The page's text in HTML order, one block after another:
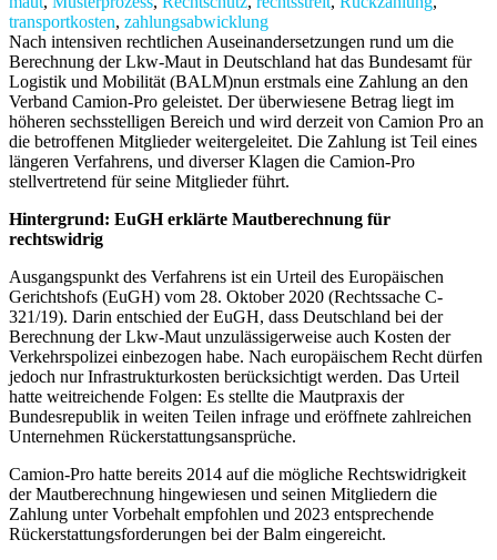
transportkosten, zahlungsabwicklung
Nach intensiven rechtlichen Auseinandersetzungen rund um die
Berechnung der Lkw-Maut in Deutschland hat das Bundesamt für
Logistik und Mobilität (BALM)nun erstmals eine Zahlung an den
Verband Camion-Pro geleistet. Der überwiesene Betrag liegt im
höheren sechsstelligen Bereich und wird derzeit von Camion Pro an
die betroffenen Mitglieder weitergeleitet. Die Zahlung ist Teil eines
längeren Verfahrens, und diverser Klagen die Camion-Pro
stellvertretend für seine Mitglieder führt.
Hintergrund: EuGH erklärte Mautberechnung für
rechtswidrig
Ausgangspunkt des Verfahrens ist ein Urteil des Europäischen
Gerichtshofs (EuGH) vom 28. Oktober 2020 (Rechtssache C-
321/19). Darin entschied der EuGH, dass Deutschland bei der
Berechnung der Lkw-Maut unzulässigerweise auch Kosten der
Verkehrspolizei einbezogen habe. Nach europäischem Recht dürfen
jedoch nur Infrastrukturkosten berücksichtigt werden. Das Urteil
hatte weitreichende Folgen: Es stellte die Mautpraxis der
Bundesrepublik in weiten Teilen infrage und eröffnete zahlreichen
Unternehmen Rückerstattungsansprüche.
Camion-Pro hatte bereits 2014 auf die mögliche Rechtswidrigkeit
der Mautberechnung hingewiesen und seinen Mitgliedern die
Zahlung unter Vorbehalt empfohlen und 2023 entsprechende
Rückerstattungsforderungen bei der Balm eingereicht.